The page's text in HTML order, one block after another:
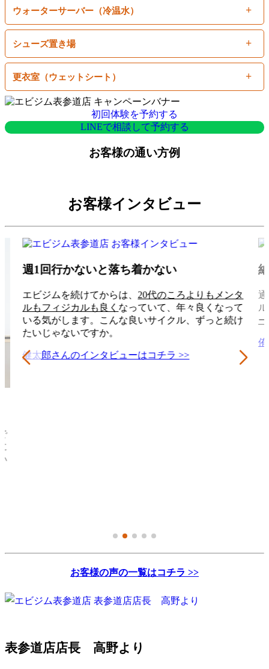
ウォーターサーバー（冷温水）
シューズ置き場
更衣室（ウェットシート）
初回体験を予約する
LINEで相談して予約する
お客様の通い方例
お客様インタビュー
週1回行かないと落ち着かない
エビジムを続けてからは、 20代のころよりもメンタ
ルもフィジカルも良く なっていて、年々良くなって
いる気がします。こんな良いサイクル、ずっと続け
たいじゃないですか。
健太郎さんのインタビューはコチラ >>
お客様の声の一覧はコチラ >>
表参道店店長 高野より